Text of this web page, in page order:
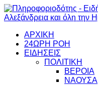
ΑΡΧΙΚΗ
24ΩΡΗ ΡΟΗ
ΕΙΔΗΣΕΙΣ
ΠΟΛΙΤΙΚΗ
ΒΕΡΟΙΑ
ΝΑΟΥΣΑ